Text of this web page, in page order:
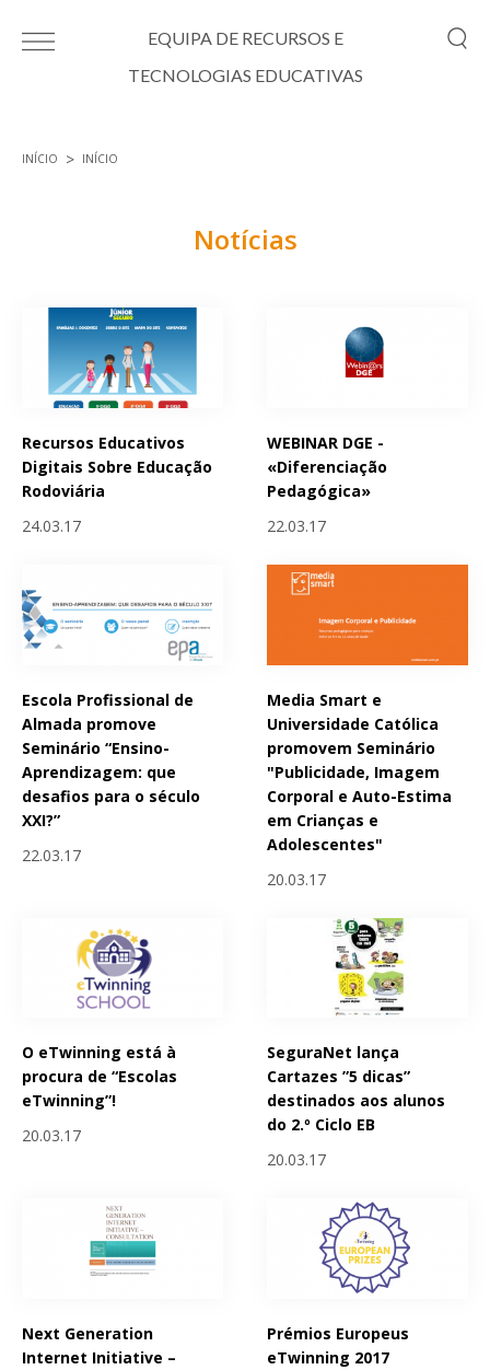
EQUIPA DE RECURSOS E
TECNOLOGIAS EDUCATIVAS
INÍCIO INÍCIO
Notícias
Recursos Educativos
Digitais Sobre Educação
Rodoviária
24.03.17
WEBINAR DGE -
«Diferenciação
Pedagógica»
22.03.17
Escola Profissional de
Almada promove
Seminário “Ensino-
Aprendizagem: que
desafios para o século
XXI?”
22.03.17
Media Smart e
Universidade Católica
promovem Seminário
"Publicidade, Imagem
Corporal e Auto-Estima
em Crianças e
Adolescentes"
20.03.17
O eTwinning está à
procura de “Escolas
eTwinning”!
20.03.17
SeguraNet lança
Cartazes ”5 dicas”
destinados aos alunos
do 2.º Ciclo EB
20.03.17
Next Generation
Internet Initiative –
Prémios Europeus
eTwinning 2017
Páginas